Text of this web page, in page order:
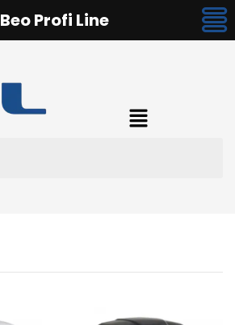
Beo Profi Line